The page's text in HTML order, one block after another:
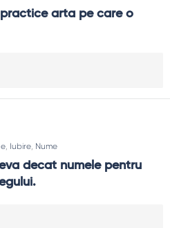
arta pe care o
, Iubire, Nume
decat numele pentru